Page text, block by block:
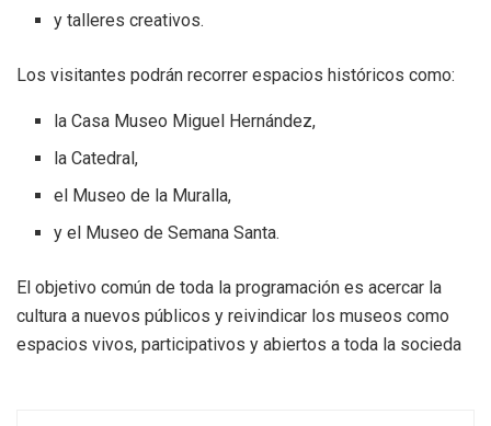
y talleres creativos.
Los visitantes podrán recorrer espacios históricos como:
la Casa Museo Miguel Hernández,
la Catedral,
el Museo de la Muralla,
y el Museo de Semana Santa.
El objetivo común de toda la programación es acercar la
cultura a nuevos públicos y reivindicar los museos como
espacios vivos, participativos y abiertos a toda la socieda